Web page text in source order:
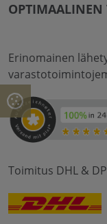
OPTIMAALINEN
Erinomainen
Toimitus DHL &